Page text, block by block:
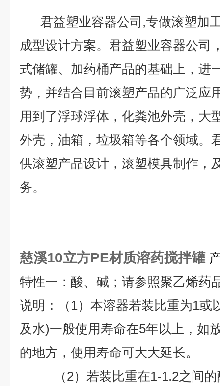
君益塑业容器公司,专做滚塑加
成型设计方案。君益塑业容器公司
式储罐、加药桶产品的基础上，进
势，并结合目前滚塑产品的广泛应
用到了浮球浮体，化粪池外壳，大
外壳，油箱，垃圾箱等各个领域。
供滚塑产品设计，滚塑模具制作，
务。
慈溪10立方PE材质溶药搅拌罐
特性一：酸、碱；请参照聚乙烯药
说明：（1）本溶器若装比重为1或
及水)一般使用寿命在5年以上，如
的地方，使用寿命可大大延长。
（2）若装比重在1-1.2之间的